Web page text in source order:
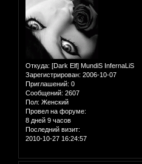
Откуда: [Dark Elf] MundiS InfernaLiS
Зарегистрирован: 2006-10-07
Приглашений: 0
Сообщений: 2607
Пол: Женский
Провел на форуме:
8 дней 9 часов
Последний визит:
2010-10-27 16:24:57